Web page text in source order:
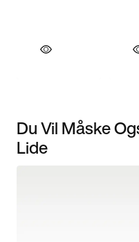
Du Vil Måske
Lide